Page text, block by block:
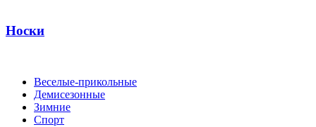
Носки
Веселые-прикольные
Демисезонные
Зимние
Спорт